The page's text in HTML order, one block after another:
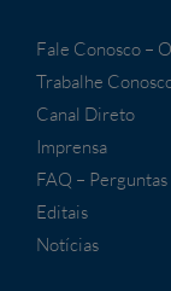
Fale Conosco –
Trabalhe
Canal Direto
Imprensa
FAQ –
Editais
Notícias